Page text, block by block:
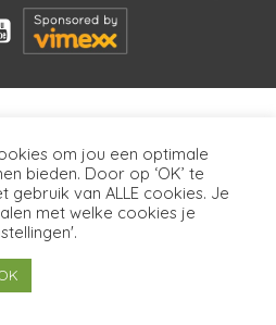
om jou een optimale
bieden. Door op ‘OK’ te
gebruik van ALLE cookies. Je
met welke cookies je